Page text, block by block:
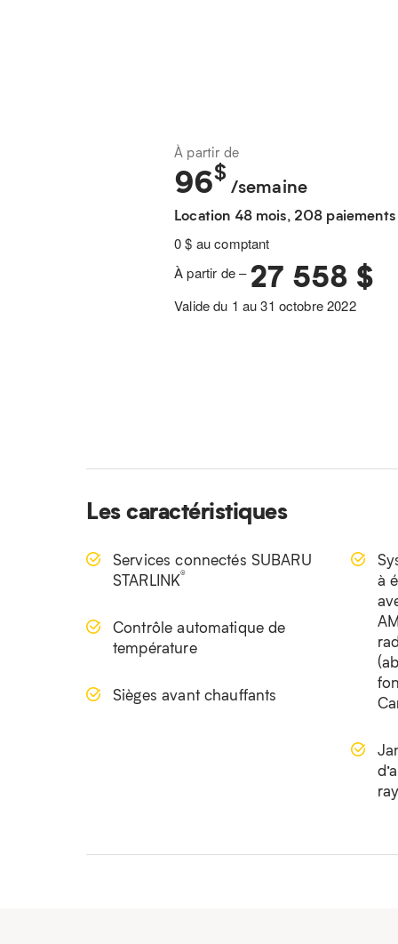
À partir de
96$
/semaine
Location 48 mois, 208 paiements
0 $ au comptant
À partir de –27 558 $
Valide du 1 au 31 octobre 2022
Les caractéristiques
Services connectés SUBARU
STARLINK®
Contrôle automatique de
température
Sièges avant chauffants
à